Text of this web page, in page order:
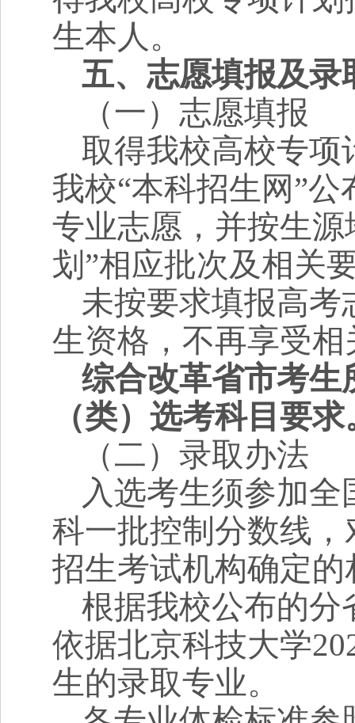
生本人。
五、志愿填报及录
（一）志愿填报
取得我校高校专项
我校“本科招生网”
专业志愿，并按生
划 ”相应批次及相关
未按要求填报高考
生资格，不再享受
综合改革省市考生
（类）选考科目要求
（二）录取办法
入选考生须参加
科一批控制分数线
招生考试机构确定
根据我校公布的分
依据北京科技大学
生的录取专业。